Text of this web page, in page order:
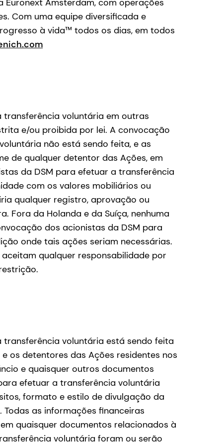
Amsterdam, com operações
Com uma equipe diversificada e
à vida™ todos os dias, em todos
voluntária em outras
e/ou proibida por lei. A convocação
não está sendo feita, e as
de qualquer detentor das Ações, em
da DSM para efetuar a transferência
com os valores mobiliários ou
qualquer registro, aprovação ou
Fora da Holanda e da Suíça, nenhuma
dos acionistas da DSM para
onde tais ações seriam necessárias.
aceitam qualquer responsabilidade por
voluntária está sendo feita
os detentores das Ações residentes nos
e quaisquer outros documentos
efetuar a transferência voluntária
formato e estilo de divulgação da
Todas as informações financeiras
quaisquer documentos relacionados à
voluntária foram ou serão